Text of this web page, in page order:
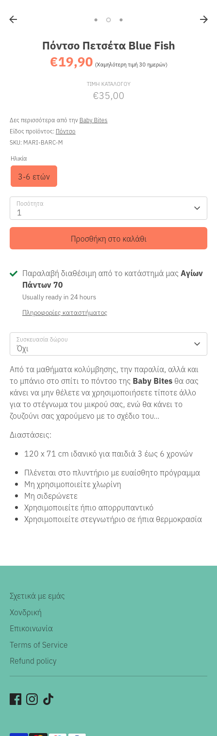
Πόντσο Πετσέτα Blue Fish
€19,90 (Χαμηλότερη τιμή 30 ημερών)τιμή
ΤΙΜΗ ΚΑΤΑΛΟΓΟΥ
€35,00
Δες περισσότερα από την Baby Bites
Είδος προϊόντος: Πόντσο
SKU: MARI-BARC-M
Ηλικία
3-6 ετών
Ποσότητα
1
Προσθήκη στο καλάθι
Παραλαβή διαθέσιμη από το κατάστημά μας Αγίων
Πάντων 70
Usually ready in 24 hours
Πληροφορίες καταστήματος
Συσκευασία δώρου
Όχι
Από τα μαθήματα κολύμβησης, την παραλία, αλλά και
το μπάνιο στο σπίτι το πόντσο της Baby Bites θα σας
κάνει να μην θέλετε να χρησιμοποιήσετε τίποτε άλλο
για το στέγνωμα του μικρού σας, ενώ θα κάνει το
ζουζούνι σας χαρούμενο με το σχέδιο του...
Διαστάσεις:
120 x 71 cm ιδανικό για παιδιά 3 έως 6 χρονών
Πλένεται στο πλυντήριο με ευαίσθητο πρόγραμμα
Μη χρησιμοποιείτε χλωρίνη
Μη σιδερώνετε
Χρησιμοποιείτε ήπιο απορρυπαντικό
Χρησιμοποιείτε στεγνωτήριο σε ήπια θερμοκρασία
Σχετικά με εμάς
Χονδρική
Επικοινωνία
Terms of Service
Refund policy